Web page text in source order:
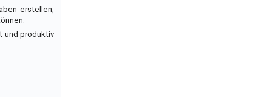
erstellen,
und produktiv